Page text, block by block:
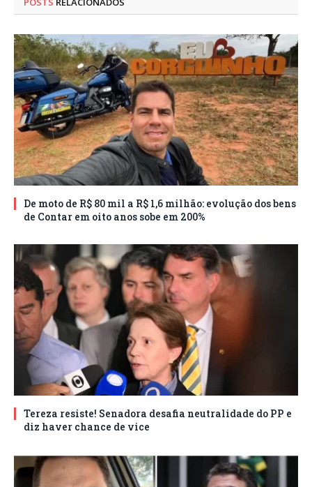
De moto de R$ 80 mil a R$ 1,6 milhão: evolução dos bens
de Contar em oito anos sobe em 200%
Tereza resiste! Senadora desafia neutralidade do PP e
diz haver chance de vice